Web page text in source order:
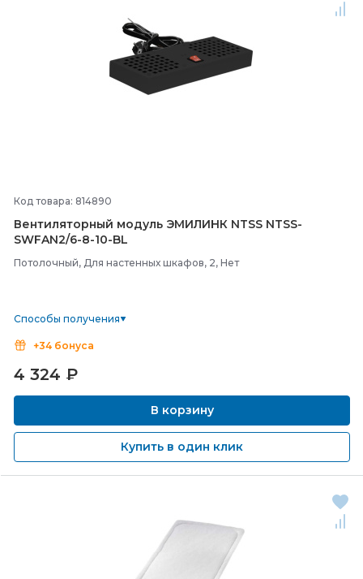
Код товара: 814890
Вентиляторный модуль ЭМИЛИНК NTSS NTSS-
SWFAN2/6-8-10-BL
Потолочный, Для настенных шкафов, 2, Нет
Способы получения
+34 бонуса
4 324 ₽
В корзину
Купить в один клик